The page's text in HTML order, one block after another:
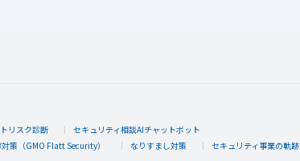
リスク診断
セキュリティ相談AIチャットボット
策（GMO Flatt Security） なりすまし対策 セキュリティ事業の軌跡